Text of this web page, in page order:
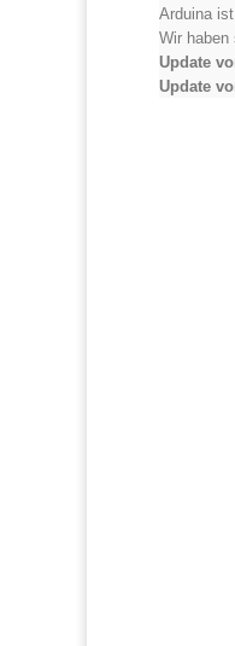
Arduina
Wir haben
Update
Update